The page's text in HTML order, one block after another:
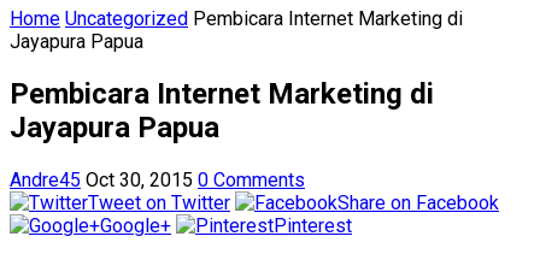
Home Uncategorized Pembicara Internet Marketing di
Jayapura Papua
Pembicara Internet Marketing di
Jayapura Papua
Andre45 Oct 30, 2015 0 Comments
Tweet on Twitter
Share on Facebook
Google+
Pinterest